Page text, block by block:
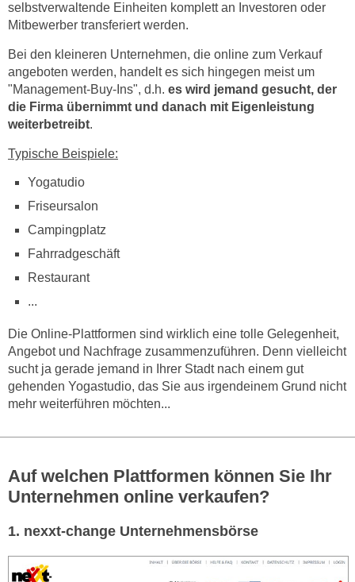
selbstverwaltende Einheiten komplett an Investoren oder
Mitbewerber transferiert werden.
Bei den kleineren Unternehmen, die online zum Verkauf
angeboten werden, handelt es sich hingegen meist um
"Management-Buy-Ins", d.h. es wird jemand gesucht, der
die Firma übernimmt und danach mit Eigenleistung
weiterbetreibt.
Typische Beispiele:
Yogatudio
Friseursalon
Campingplatz
Fahrradgeschäft
Restaurant
...
Die Online-Plattformen sind wirklich eine tolle Gelegenheit,
Angebot und Nachfrage zusammenzuführen. Denn vielleicht
sucht ja gerade jemand in Ihrer Stadt nach einem gut
gehenden Yogastudio, das Sie aus irgendeinem Grund nicht
mehr weiterführen möchten...
Auf welchen Plattformen können Sie Ihr
Unternehmen online verkaufen?
1. nexxt-change Unternehmensbörse